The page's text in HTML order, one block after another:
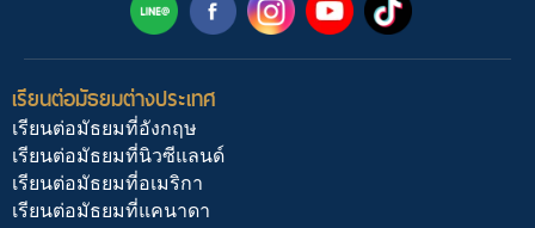
เรียนต่อมัธยมต่างประเทศ
เรียนต่อมัธยมที่อังกฤษ
เรียนต่อมัธยมที่นิวซีแลนด์
เรียนต่อมัธยมที่อเมริกา
เรียนต่อมัธยมที่แคนาดา